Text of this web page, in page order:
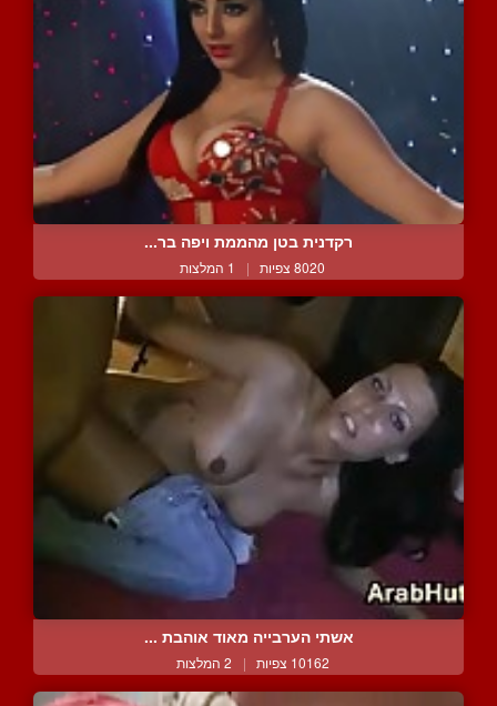
רקדנית בטן מהממת ויפה בר...
8020 צפיות | 1 המלצות
אשתי הערבייה מאוד אוהבת ...
10162 צפיות | 2 המלצות